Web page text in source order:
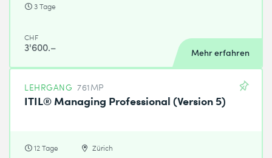
3 Tage
CHF
3'600.– Mehr erfahren
LEHRGANG 761MP
ITIL® Managing Professional (Version 5)
12 Tage
Zürich